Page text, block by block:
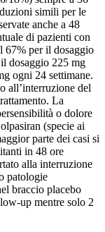
simili per le
anche a 48
di pazienti con
67% per il dosaggio
dosaggio 225 mg
ogni 24 settimane.
all’interruzione del
La
o dolore
(specie ai
parte dei casi si
in 48 ore
alla interruzione
patologie
braccio placebo
up mentre solo 2